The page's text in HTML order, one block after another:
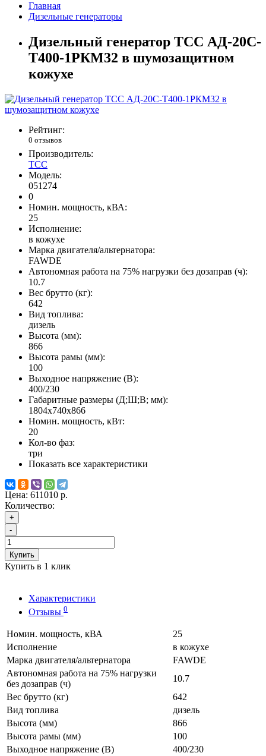
Главная
Дизельные генераторы
Дизельный генератор ТСС АД-20С-
Т400-1РКМ32 в шумозащитном
кожухе
Рейтинг:
0 отзывов
Производитель:
ТСС
Модель:
051274
0
Номин. мощность, кВА:
25
Исполнение:
в кожухе
Марка двигателя/альтернатора:
FAWDE
Автономная работа на 75% нагрузки без дозаправ (ч):
10.7
Вес брутто (кг):
642
Вид топлива:
дизель
Высота (мм):
866
Высота рамы (мм):
100
Выходное напряжение (В):
400/230
Габаритные размеры (Д;Ш;В; мм):
1804x740x866
Номин. мощность, кВт:
20
Кол-во фаз:
три
Показать все характеристики
Цена: 611010 р.
Количество:
+
-
Купить
Купить в 1 клик
Характеристики
Отзывы 0
Номин. мощность, кВА
25
Исполнение
в кожухе
Марка двигателя/альтернатора
FAWDE
Автономная работа на 75% нагрузки
без дозаправ (ч)
10.7
Вес брутто (кг)
642
Вид топлива
дизель
Высота (мм)
866
Высота рамы (мм)
100
Выходное напряжение (В)
400/230